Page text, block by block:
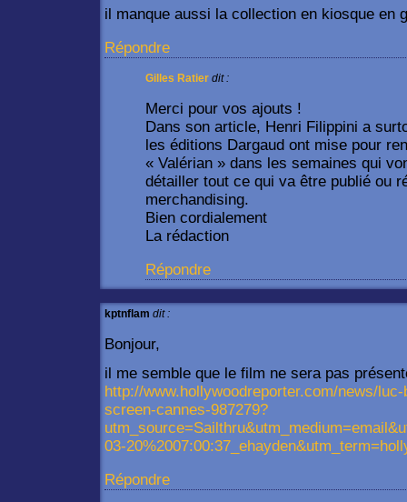
il manque aussi la collection en kiosque en
Répondre
Gilles Ratier dit :
Merci pour vos ajouts !
Dans son article, Henri Filippini a
les éditions Dargaud ont mise pour
« Valérian » dans les semaines qui
détailler tout ce qui va être publié ou
merchandising.
Bien cordialement
La rédaction
Répondre
kptnflam dit :
Bonjour,
il me semble que le film ne sera pas
http://www.hollywoodreporter.com/news/
screen-cannes-987279?
03-
Répondre